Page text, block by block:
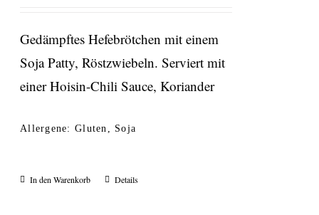
Gedämpftes Hefebrötchen mit einem
Soja Patty, Röstzwiebeln. Serviert mit
einer Hoisin-Chili Sauce, Koriander
Allergene: Gluten, Soja
In den Warenkorb Details